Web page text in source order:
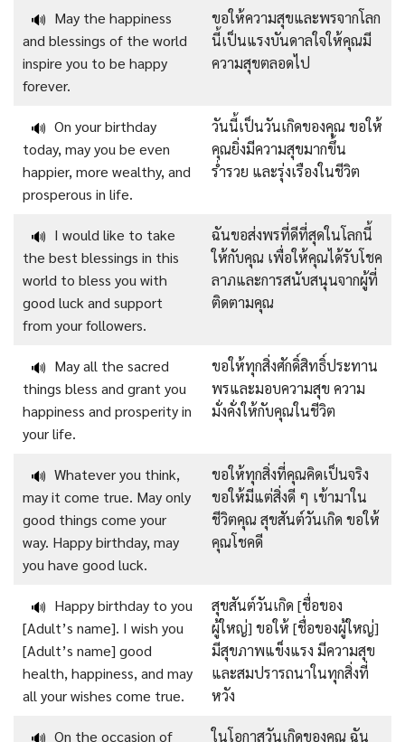
🔊 May the happiness
and blessings of the world
inspire you to be happy
forever.
ขอให้ความสุขและพรจากโลก
นี้เป็นแรงบันดาลใจให้คุณมี
ความสุขตลอดไป
🔊 On your birthday
today, may you be even
happier, more wealthy, and
prosperous in life.
วันนี้เป็นวันเกิดของคุณ ขอให้
คุณยิ่งมีความสุขมากขึ้น
ร่ำรวย และรุ่งเรืองในชีวิต
🔊 I would like to take
the best blessings in this
world to bless you with
good luck and support
from your followers.
ฉันขอส่งพรที่ดีที่สุดในโลกนี้
ให้กับคุณ เพื่อให้คุณได้รับโชค
ลาภและการสนับสนุนจากผู้ที่
ติดตามคุณ
🔊 May all the sacred
things bless and grant you
happiness and prosperity in
your life.
ขอให้ทุกสิ่งศักดิ์สิทธิ์ประทาน
พรและมอบความสุข ความ
มั่งคั่งให้กับคุณในชีวิต
🔊 Whatever you think,
may it come true. May only
good things come your
way. Happy birthday, may
you have good luck.
ขอให้ทุกสิ่งที่คุณคิดเป็นจริง
ขอให้มีแต่สิ่งดี ๆ เข้ามาใน
ชีวิตคุณ สุขสันต์วันเกิด ขอให้
คุณโชคดี
🔊 Happy birthday to you
[Adult’s name]. I wish you
[Adult’s name] good
health, happiness, and may
all your wishes come true.
สุขสันต์วันเกิด [ชื่อของ
ผู้ใหญ่] ขอให้ [ชื่อของผู้ใหญ่]
มีสุขภาพแข็งแรง มีความสุข
และสมปรารถนาในทุกสิ่งที่
หวัง
🔊 On the occasion of ในโอกาสวันเกิดของคุณ ฉัน